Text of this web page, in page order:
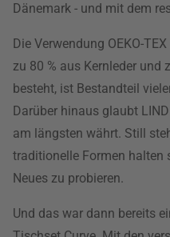
Dänemark - und mit dem
Die Verwendung OEKO-
zu 80 % aus Kernleder und
besteht, ist Bestandteil
Darüber hinaus glaubt
am längsten währt. Still
traditionelle Formen halten
Neues zu probieren.
Und das war dann bereits